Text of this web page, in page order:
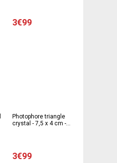
3€99
Photophore triangle
crystal - 7,5 x 4 cm -
3€99